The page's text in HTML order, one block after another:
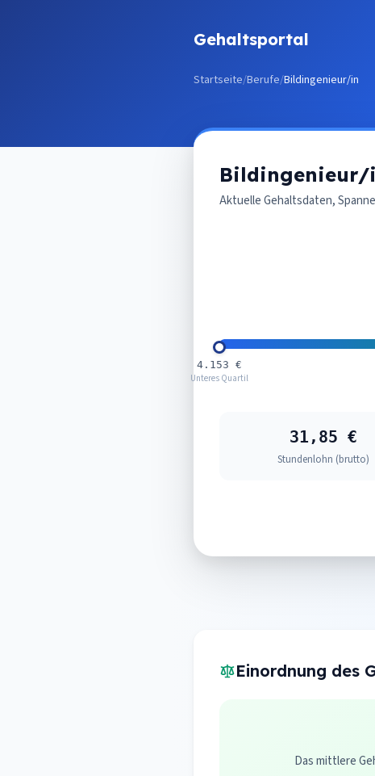
Gehaltsportal
Startseite/Berufe/Bildingenieur/in
Bildingenieur/
Aktuelle Gehaltsdaten,
4.153 €
Unteres Quartil
31,85 €
Stundenlohn (brutto)
Einordnung des
Das mittlere